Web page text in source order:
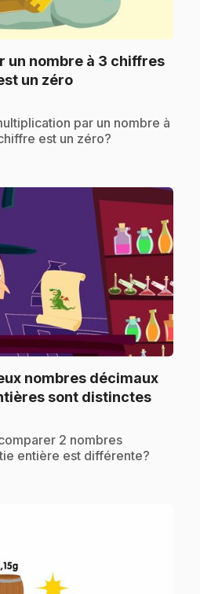
un nombre à 3 chiffres
un zéro.
par un nombre à
est un zéro?
nombres décimaux
sont distinctes.
2 nombres
entière est différente?